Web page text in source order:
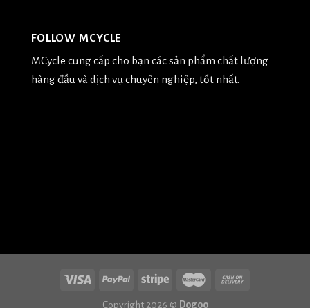
FOLLOW MCYCLE
MCycle cung cấp cho bạn các sản phẩm chất lượng
hàng đầu và dịch vụ chuyên nghiệp, tốt nhất.
Copyright 2026 © Dogoo